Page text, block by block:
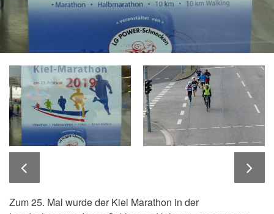
Zum 25. Mal wurde der Kiel Marathon in der